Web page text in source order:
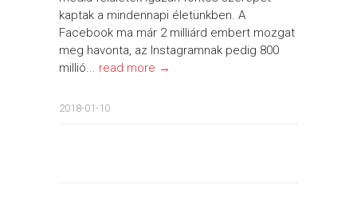
kaptak a mindennapi életünkben. A
Facebook ma már 2 milliárd embert mozgat
meg havonta, az Instagramnak pedig 800
millió... read more →
2018-01-10